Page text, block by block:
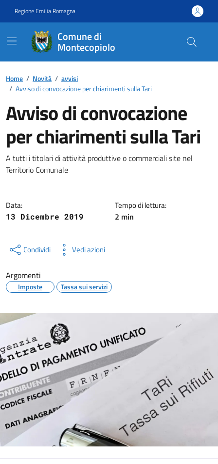
Regione Emilia Romagna
Comune di
Montecopiolo
Contenuti in evidenza
Home / Novità / avvisi
/ Avviso di convocazione per chiarimenti sulla Tari
Avviso di convocazione
per chiarimenti sulla Tari
Dettagli della notizia
A tutti i titolari di attività produttive o commerciali site nel
Territorio Comunale
Data:
13 Dicembre 2019
Tempo di lettura:
2 min
Condividi Vedi azioni
Argomenti
Imposte Tassa sui servizi